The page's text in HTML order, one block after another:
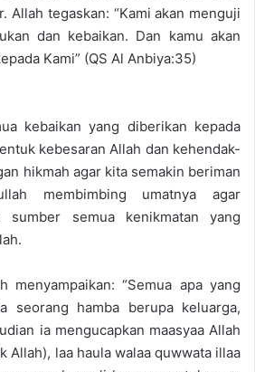
Allah tegaskan: “Kami akan menguji
dan kebaikan. Dan kamu akan
Kami” (QS Al Anbiya:35)
kebaikan yang diberikan kepada
kebesaran Allah dan kehendak-
hikmah agar kita semakin beriman
membimbing umatnya agar
sumber semua kenikmatan yang
menyampaikan: “Semua apa yang
seorang hamba berupa keluarga,
ia mengucapkan maasyaa Allah
Allah), laa haula walaa quwwata illaa